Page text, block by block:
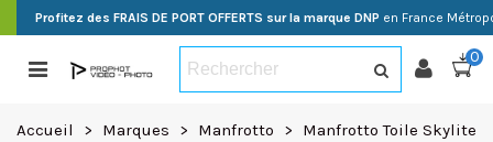
Profitez des FRAIS DE PORT OFFERTS sur la marque DNP en France
0
Accueil > Marques > Manfrotto >
Manfrotto Toile Skylite